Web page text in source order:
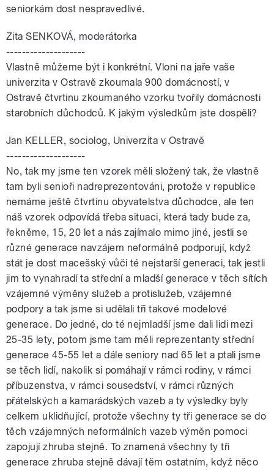
seniorkám dost nespravedlivé.
Zita SENKOVÁ, moderátorka
--------------------
Vlastně můžeme být i konkrétní. Vloni na jaře vaše
univerzita v Ostravě zkoumala 900 domácností, v
Ostravě čtvrtinu zkoumaného vzorku tvořily domácnosti
starobních důchodců. K jakým výsledkům jste dospěli?
Jan KELLER, sociolog, Univerzita v Ostravě
--------------------
No, tak my jsme ten vzorek měli složený tak, že vlastně
tam byli senioři nadreprezentováni, protože v republice
nemáme ještě čtvrtinu obyvatelstva důchodce, ale ten
náš vzorek odpovídá třeba situaci, která tady bude za,
řekněme, 15, 20 let a nás zajímalo mimo jiné, jestli se
různé generace navzájem neformálně podporují, když
stát je dost macešský vůči té nejstarší generaci, tak jestli
jim to vynahradí ta střední a mladší generace v těch sítích
vzájemné výměny služeb a protislužeb, vzájemné
podpory a tak jsme si udělali tři takové modelové
generace. Do jedné, do té nejmladší jsme dali lidi mezi
25-35 lety, potom jsme tam měli reprezentanty střední
generace 45-55 let a dále seniory nad 65 let a ptali jsme
se těch lidí, nakolik si pomáhají v rámci rodiny, v rámci
příbuzenstva, v rámci sousedství, v rámci různých
přátelských a kamarádských vazeb a ty výsledky byly
celkem uklidňující, protože všechny ty tři generace se do
těch vzájemných neformálních vazeb výměn pomoci
zapojují zhruba stejně. To znamená všechny ty tři
generace zhruba stejně dávají těm ostatním, když něco